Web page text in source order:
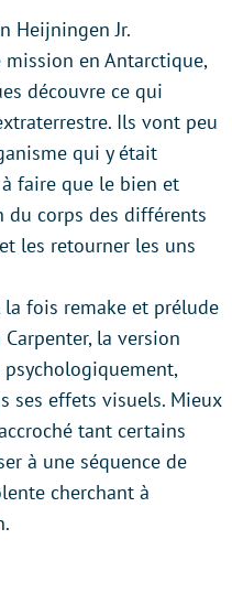
Heijningen Jr.
mission en Antarctique,
découvre ce qui
Ils vont peu
qui y était
faire que le bien et
du corps des différents
les retourner les uns
la fois remake et prélude
la version
ses effets visuels. Mieux
tant certains
à une séquence de
cherchant à